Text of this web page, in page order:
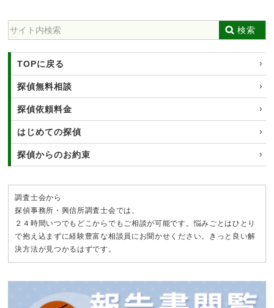
検索
TOPに戻る
探偵無料相談
探偵依頼料金
はじめての探偵
探偵からのお約束
調査士会から
探偵事務所・興信所調査士会では、
２４時間いつでもどこからでもご相談が可能です。悩みごとはひとり
で抱え込まずに経験豊富な相談員にお聞かせください。きっと良い解
決方法が見つかるはずです。